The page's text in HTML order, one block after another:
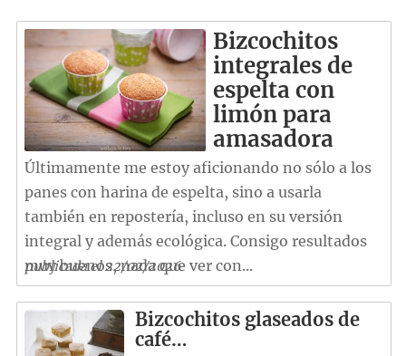
Bizcochitos
integrales de
espelta con
limón para
amasadora
Últimamente me estoy aficionando no sólo a los
panes con harina de espelta, sino a usarla
también en repostería, incluso en su versión
integral y además ecológica. Consigo resultados
muy buenos, nada que ver con...
publicada el 22/02/2026
Bizcochitos glaseados de
café…